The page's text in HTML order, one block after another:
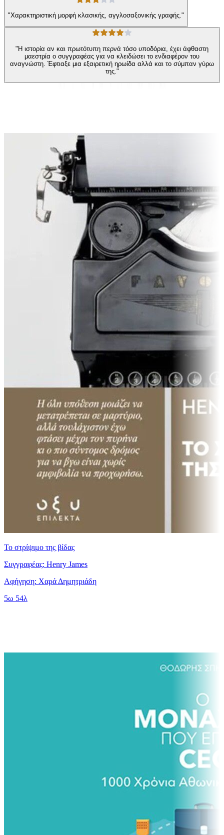
"Χαρακτηριστική μορφή κλασικής, αγγλοσαξονικής γραφής."
"Η ιστορία αν και πρωτότυπη περνά τόσο υποδόρια, έχει άφθαστη
μαεστρία ο συγγραφέας για να κλειδώσει το ενδιαφέρον του
αναγνώστη. Έφτιαξε μια εξαιρετική ηρωίδα αλλά και το σύμπαν γύρω
της."
Το στρίψιμο της βίδας
Συγγραφέας: Henry James
Αφήγηση: Χαρά Δημητριάδη
5ω 54λ